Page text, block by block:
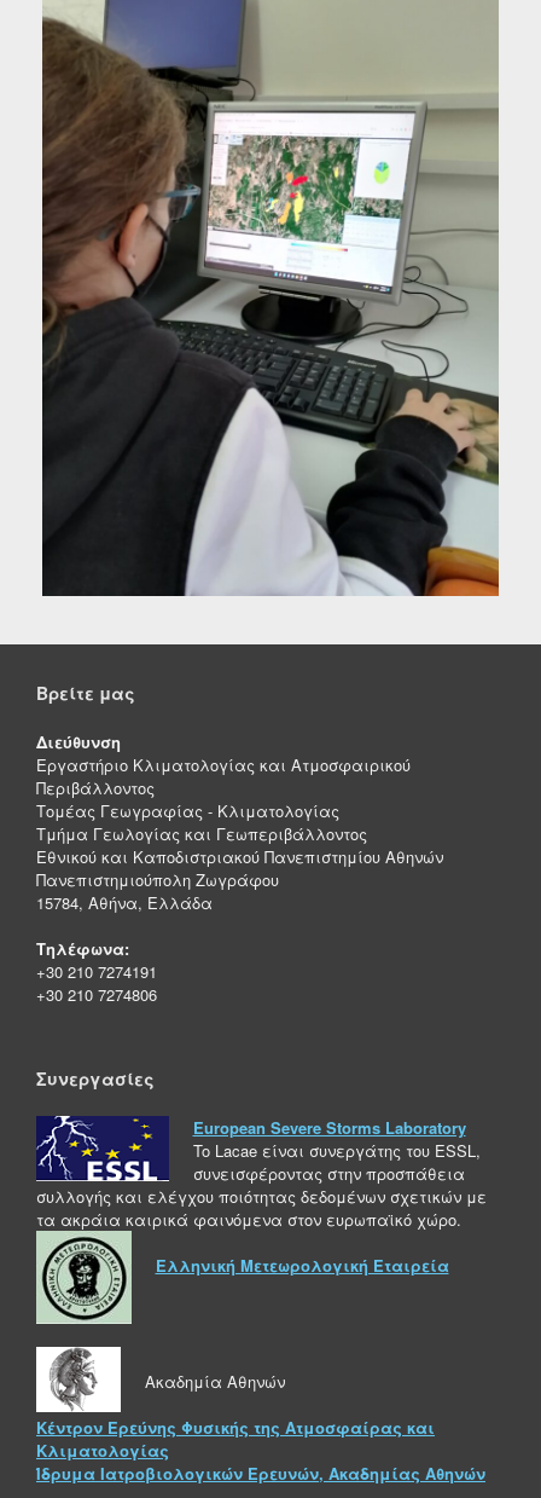
Βρείτε μας
Διεύθυνση
Εργαστήριο Κλιματολογίας και Ατμοσφαιρικού
Περιβάλλοντος
Τομέας Γεωγραφίας - Κλιματολογίας
Τμήμα Γεωλογίας και Γεωπεριβάλλοντος
Εθνικού και Καποδιστριακού Πανεπιστημίου Αθηνών
Πανεπιστημιούπολη Ζωγράφου
15784, Αθήνα, Ελλάδα
Τηλέφωνα:
+30 210 7274191
+30 210 7274806
Συνεργασίες
European Severe Storms Laboratory
To Lacae είναι συνεργάτης του ESSL,
συνεισφέροντας στην προσπάθεια
συλλογής και ελέγχου ποιότητας δεδομένων σχετικών με
τα ακράια καιρικά φαινόμενα στον ευρωπαϊκό χώρο.
Ελληνική Μετεωρολογική Εταιρεία
Ακαδημία Αθηνών
Κέντρον Ερεύνης Φυσικής της Ατμοσφαίρας και
Κλιματολογίας
Ίδρυμα Ιατροβιολογικών Ερευνών, Ακαδημίας Αθηνών